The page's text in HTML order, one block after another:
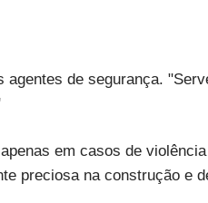
de segurança.
em casos de
preciosa na construção e